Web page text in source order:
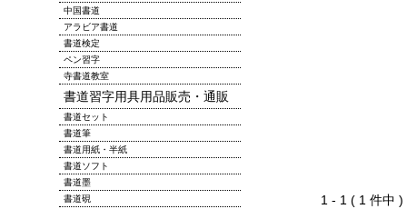
1 - 1 ( 1 件
中国書道
アラビア書道
書道検定
ペン習字
寺書道教室
書道習字用具用品販売・通販
書道セット
書道筆
書道用紙・半紙
書道ソフト
書道墨
書道硯